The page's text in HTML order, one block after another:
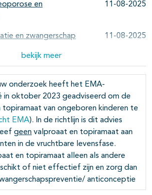
dichtklappen
dichtklappen
dichtklappen
en
11-08-2025
en zwangerschap
11-08-2025
leeftijd 11-08-2025
en toekomstige
11-08-2025
van
11-08-2025
bekijk meer
onderzoek heeft het EMA-
in oktober 2023 geadviseerd om de
van ongeboren kinderen te
EMA). In de richtlijn is dit advies
geen valproaat en topiramaat aan
in de vruchtbare levensfase.
en topiramaat alleen als andere
of niet effectief zijn en zorg dan
anticonceptie